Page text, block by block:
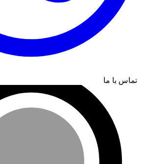
تماس با ما